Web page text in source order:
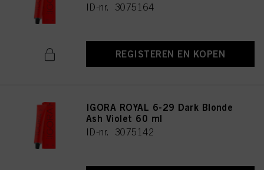
ID-nr. 3075164
REGISTEREN EN KOPEN
IGORA ROYAL 6-29 Dark Blonde
Ash Violet 60 ml
ID-nr. 3075142